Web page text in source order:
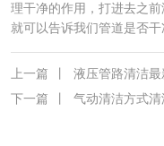
理干净的作用，打进去之
就可以告诉我们管道是否干
上一篇
液压管路清洁
下一篇
气动清洁方式